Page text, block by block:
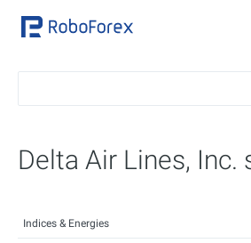
Delta Air Lines, Inc.
Indices & Energies